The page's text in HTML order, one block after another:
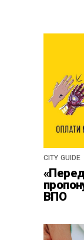
CITY GUIDE
ВПО